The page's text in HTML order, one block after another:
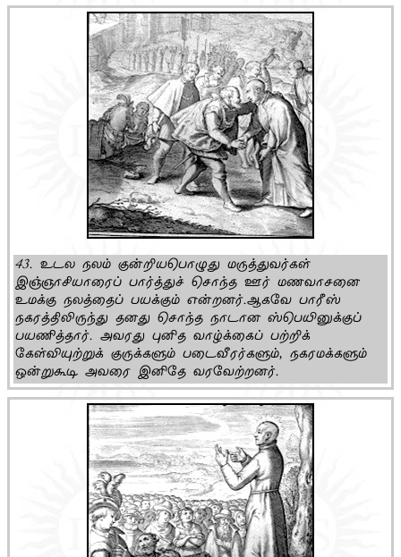
43. உடல நலம் குன்றியபொழுது மருத்துவர்கள்
இஞ்ஞாசியாரைப் பார்த்துச் சொந்த ஊர் மணவாசனை
உமக்கு நலத்தைப் பயக்கும் என்றனர்.ஆகவே பாரீஸ்
நகரத்திலிருந்து தனது சொந்த நாடான ஸ்பெயினுக்குப்
பயணித்தார். அவரது புனித வாழ்க்கைப் பற்றிக்
கேள்வியுற்றுக் குருக்களும் படைவீரர்களும், நகரமக்களும்
ஒன்றுகூடி அவரை இனிதே வரவேற்றனர்.